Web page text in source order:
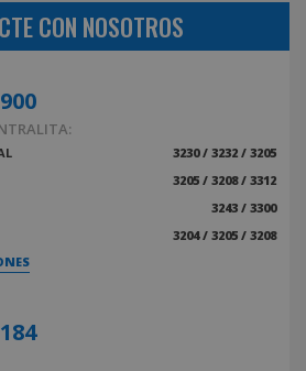
CON NOSOTROS
3230 / 3232 / 3205
3205 / 3208 / 3312
3243 / 3300
3204 / 3205 / 3208